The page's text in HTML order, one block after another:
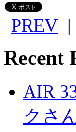
PREV |
Recent
AIR
クさ